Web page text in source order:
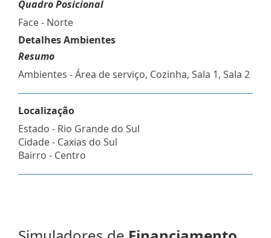
Quadro Posicional
Face - Norte
Detalhes Ambientes
Resumo
Ambientes - Área de serviço, Cozinha, Sala 1, Sala 2
Localização
Estado - Rio Grande do Sul
Cidade - Caxias do Sul
Bairro - Centro